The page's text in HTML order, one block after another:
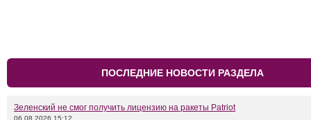
ПОСЛЕДНИЕ НОВОСТИ РАЗДЕЛА
Зеленский не смог получить лицензию на ракеты Patriot
06.08.2026 15:12